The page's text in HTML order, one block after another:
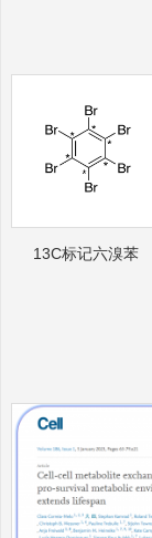
13C标记六溴苯